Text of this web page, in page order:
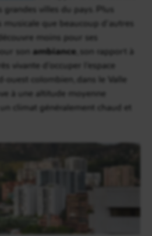
villes du pays. Plus
que beaucoup d’autres
moins pour ses
son ambiance , son rapport à
vivante d’occuper l’espace
ouest colombien, dans le Valle
à une altitude moyenne
un climat généralement chaud et